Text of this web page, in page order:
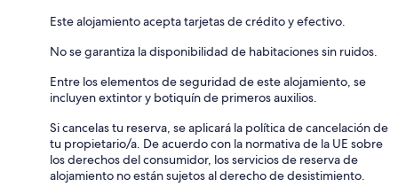
Este alojamiento acepta tarjetas de crédito y efectivo.
No se garantiza la disponibilidad de habitaciones sin ruidos.
Entre los elementos de seguridad de este alojamiento, se
incluyen extintor y botiquín de primeros auxilios.
Si cancelas tu reserva, se aplicará la política de cancelación de
tu propietario/a. De acuerdo con la normativa de la UE sobre
los derechos del consumidor, los servicios de reserva de
alojamiento no están sujetos al derecho de desistimiento.